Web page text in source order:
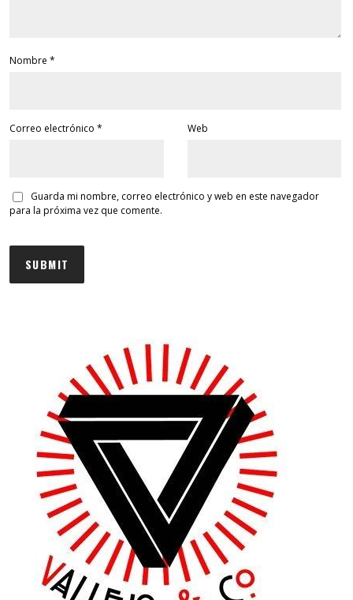
Nombre *
Correo electrónico * Web
Guarda mi nombre, correo electrónico y web en este navegador
para la próxima vez que comente.